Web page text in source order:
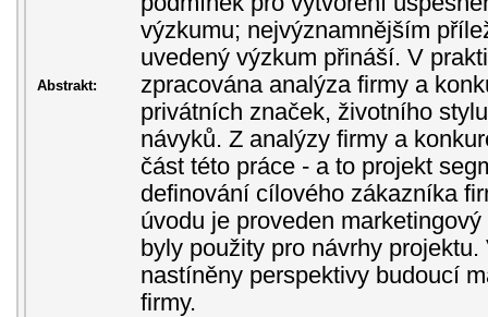
Abstrakt:
výzkumu; nejvýznamnějším
uvedený výzkum přináší. V
zpracována analýza firmy a
privátních značek, životního
návyků. Z analýzy firmy a
část této práce - a to projekt
definování cílového zákazníka
úvodu je proveden
byly použity pro návrhy
nastíněny perspektivy budoucí
firmy.